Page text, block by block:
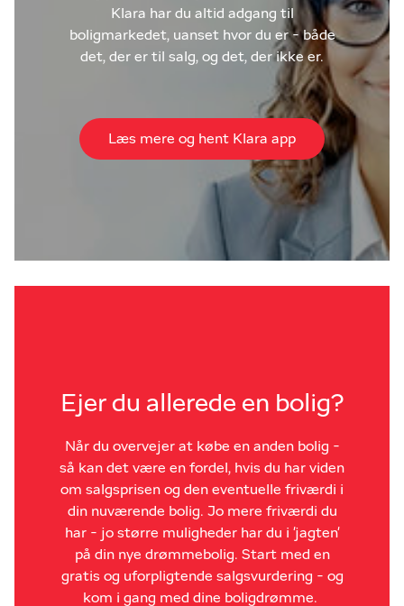
Klara har du altid adgang til
boligmarkedet, uanset hvor du er - både
det, der er til salg, og det, der ikke er.
Læs mere og hent Klara app
Ejer du allerede en bolig?
Når du overvejer at købe en anden bolig -
så kan det være en fordel, hvis du har viden
om salgsprisen og den eventuelle friværdi i
din nuværende bolig. Jo mere friværdi du
har - jo større muligheder har du i 'jagten'
på din nye drømmebolig. Start med en
gratis og uforpligtende salgsvurdering - og
kom i gang med dine boligdrømme.